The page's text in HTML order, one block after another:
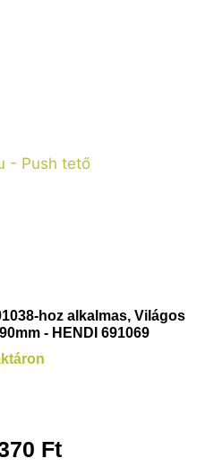
hoz alkalmas, Világos
- HENDI 691069
Ft